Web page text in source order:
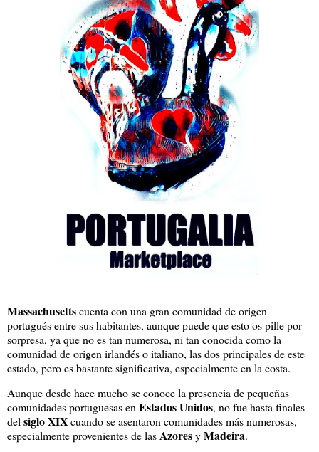
Massachusettscuenta con una gran comunidad de origen
portugués entre sus habitantes, aunque puede que esto os pille por
sorpresa, ya que no es tan numerosa, ni tan conocida como la
comunidad de origen irlandés o italiano, las dos principales de este
estado, pero es bastante significativa, especialmente en la costa.
Aunque desde hace mucho se conoce la presencia de pequeñas
comunidades portuguesas enEstados Unidos, no fue hasta finales
delsiglo XIXcuando se asentaron comunidades más numerosas,
especialmente provenientes de lasAzoresyMadeira.